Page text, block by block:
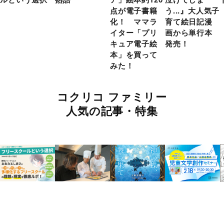
点が電子書籍
化！ ママラ
イター「プリ
キュア電子絵
本」を買って
みた！
う...』大人気子
育て絵日記漫
画から単行本
発売！
コクリコ ファミリー
人気の記事・特集